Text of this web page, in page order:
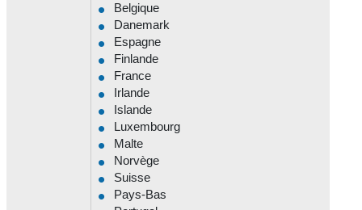
Belgique
Danemark
Espagne
Finlande
France
Irlande
Islande
Luxembourg
Malte
Norvège
Suisse
Pays-Bas